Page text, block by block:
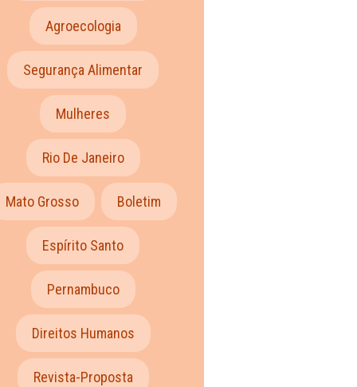
Agroecologia
Segurança Alimentar
Mulheres
Rio De Janeiro
Mato Grosso Boletim
Espírito Santo
Pernambuco
Direitos Humanos
Revista-Proposta